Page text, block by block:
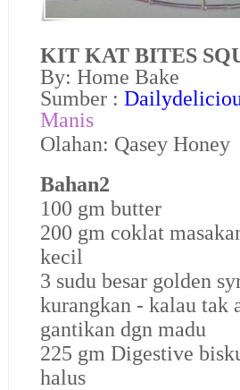
KIT KAT BITES
By: Home Bake
Sumber :
Manis
Olahan: Qasey Honey
Bahan2
100 gm butter
200 gm coklat
kecil
3 sudu besar golden
kurangkan - kalau tak
gantikan dgn madu
225 gm Digestive
halus